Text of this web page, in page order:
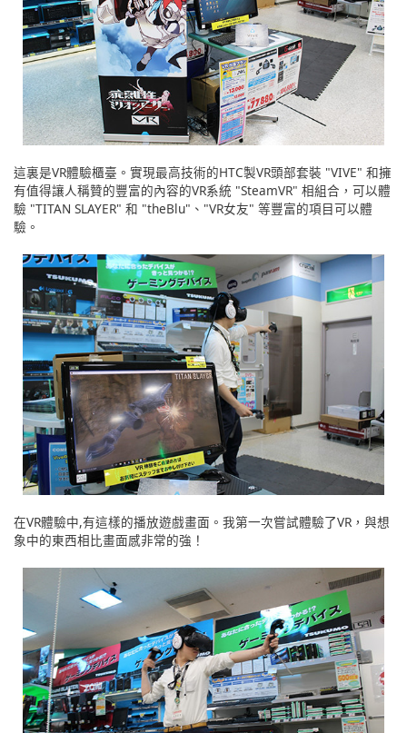
這裏是VR體驗櫃臺。實現最高技術的HTC製VR頭部套裝 "VIVE" 和擁
有值得讓人稱贊的豐富的內容的VR系統 "SteamVR" 相組合，可以體
驗 "TITAN SLAYER" 和 "theBlu"、"VR女友" 等豐富的項目可以體
驗。
在VR體驗中,有這樣的播放遊戲畫面。我第一次嘗試體驗了VR，與想
象中的東西相比畫面感非常的強！